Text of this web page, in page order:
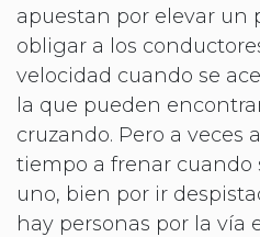
apuestan por elevar un
obligar a los
velocidad cuando se
la que pueden
cruzando. Pero a veces
tiempo a frenar cuando
uno, bien por ir
hay personas por la vía